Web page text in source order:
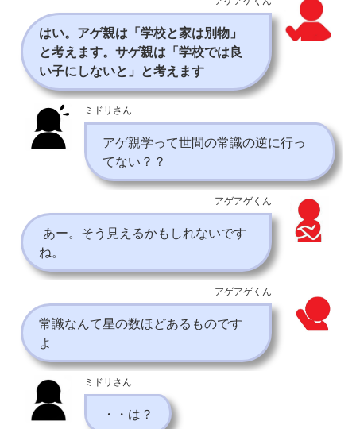
はい。アゲ親は「学校と家は別物」
と考えます。サゲ親は「学校では良
い子にしないと」と考えます
ミドリさん
アゲ親学って世間の常識の逆に行っ
てない？？
アゲアゲくん
あー。そう見えるかもしれないです
ね。
アゲアゲくん
常識なんて星の数ほどあるものです
よ
ミドリさん
・・は？